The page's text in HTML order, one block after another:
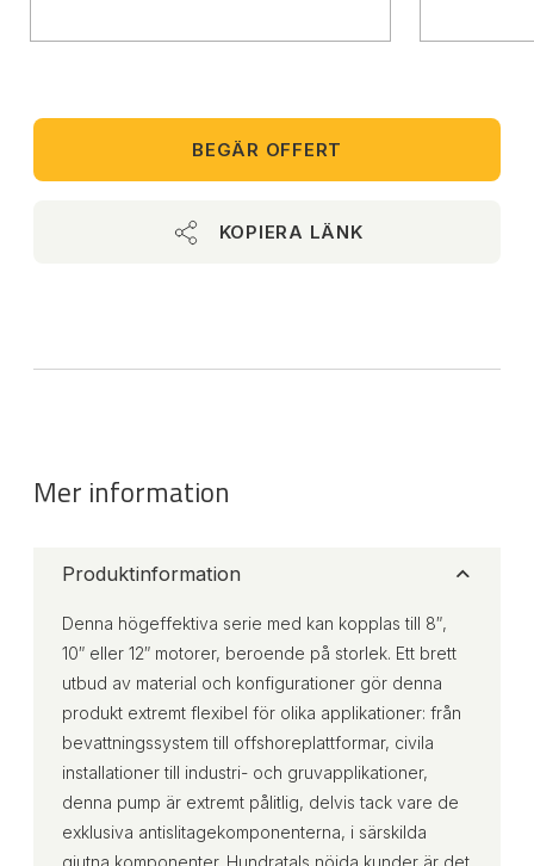
BEGÄR OFFERT
KOPIERA LÄNK
Mer information
Produktinformation
Denna högeffektiva serie med kan kopplas till 8″,
10″ eller 12″ motorer, beroende på storlek. Ett brett
utbud av material och konfigurationer gör denna
produkt extremt flexibel för olika applikationer: från
bevattningssystem till offshoreplattformar, civila
installationer till industri- och gruvapplikationer,
denna pump är extremt pålitlig, delvis tack vare de
exklusiva antislitagekomponenterna, i särskilda
gjutna komponenter. Hundratals nöjda kunder är det